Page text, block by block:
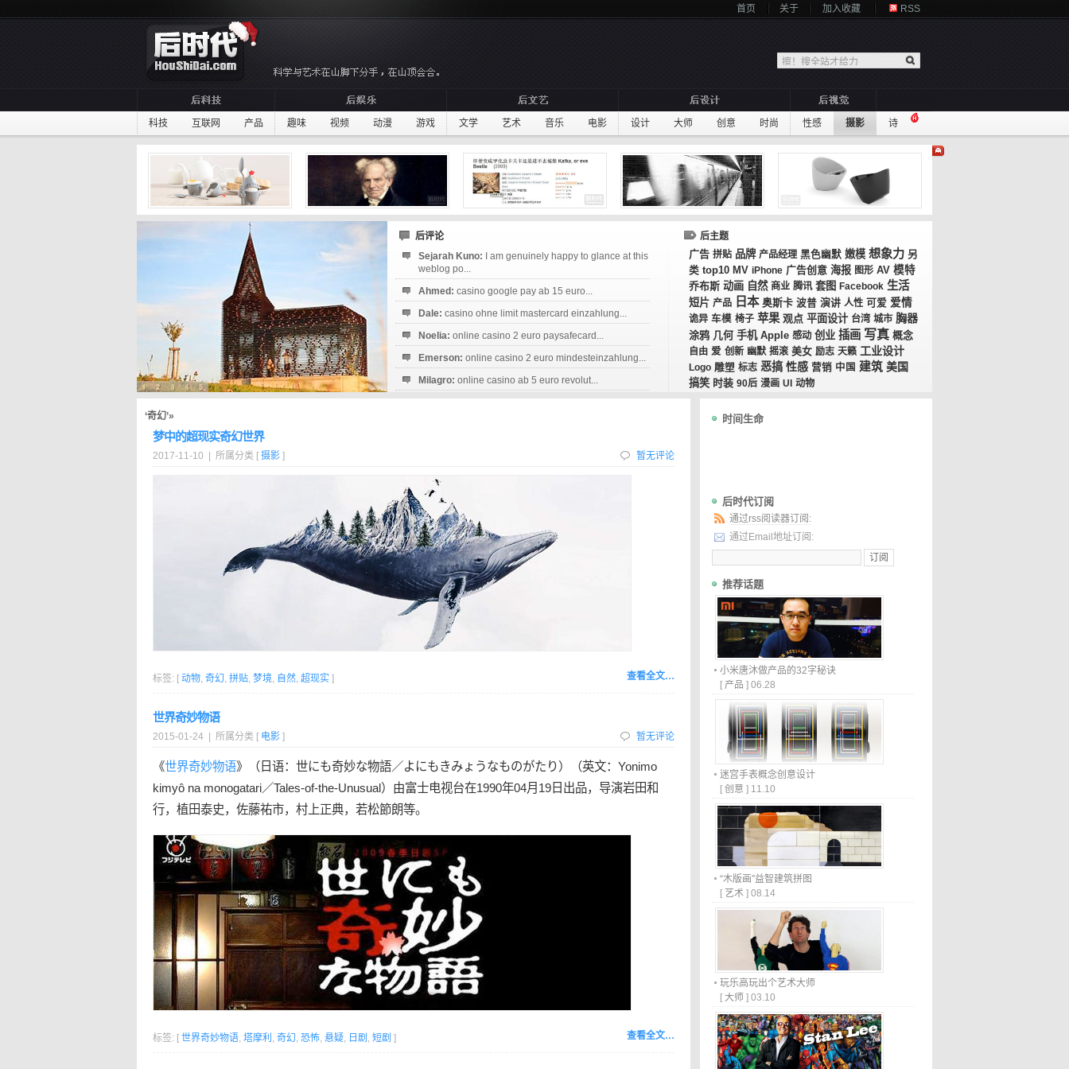
首页 关于 加入收藏 RSS
科技 互联网 产品 趣味 视频 动漫 游戏 文学 艺术 音乐 电影 设计 大师 创意 时尚 性感 摄影 诗
后评论
Sejarah Kuno:
I am genuinely happy to glance at this
weblog po...
Ahmed: casino google pay ab 15 euro...
Dale: casino ohne limit mastercard einzahlung...
Noelia: online casino 2 euro paysafecard...
Emerson: online casino 2 euro mindesteinzahlung...
Milagro: online casino ab 5 euro revolut...
后主题
广告 拼贴 品牌 产品经理 黑色幽默 嫩模 想象力 另
类 top10 MV iPhone 广告创意 海报 图形 AV 模特
乔布斯 动画 自然 商业 腾讯 套图 Facebook 生活
短片 产品 日本 奥斯卡 波普 演讲 人性 可爱 爱情
诡异 车模 椅子 苹果 观点 平面设计 台湾 城市 胸器
涂鸦 几何 手机 Apple 感动 创业 插画 写真 概念
自由 爱 创新 幽默 摇滚 美女 励志 天籁 工业设计
Logo 雕塑 标志 恶搞 性感 营销 中国 建筑 美国
搞笑 时装 90后 漫画 UI 动物
‘奇幻’»
梦中的超现实奇幻世界
2017-11-10 | 所属分类 [ 摄影 ] 暂无评论
查看全文…
标签: [ 动物, 奇幻, 拼贴, 梦境, 自然, 超现实 ]
世界奇妙物语
2015-01-24 | 所属分类 [ 电影 ] 暂无评论
《世界奇妙物语》（日语：世にも奇妙な物語／よにもきみょうなものがたり）（英文：Yonimo
kimyô na monogatari／Tales-of-the-Unusual）由富士电视台在1990年04月19日出品，导演岩田和
行，植田泰史，佐藤祐市，村上正典，若松節朗等。
查看全文…
标签: [ 世界奇妙物语, 塔摩利 , 奇幻, 恐怖, 悬疑, 日剧 , 短剧 ]
时间生命
后时代订阅
通过rss阅读器订阅:
通过Email地址订阅:
推荐话题
小米唐沐做产品的32字秘诀
[ 产品 ] 06.28
迷宫手表概念创意设计
[ 创意 ] 11.10
“木版画”益智建筑拼图
[ 艺术 ] 08.14
玩乐高玩出个艺术大师
[ 大师 ] 03.10